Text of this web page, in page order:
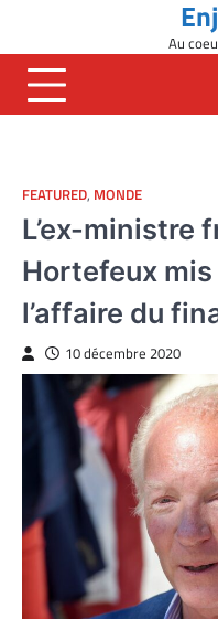
content
Au
FEATURED, MONDE
L’ex-ministre
Hortefeux
l’affaire du
10 décembre 2020